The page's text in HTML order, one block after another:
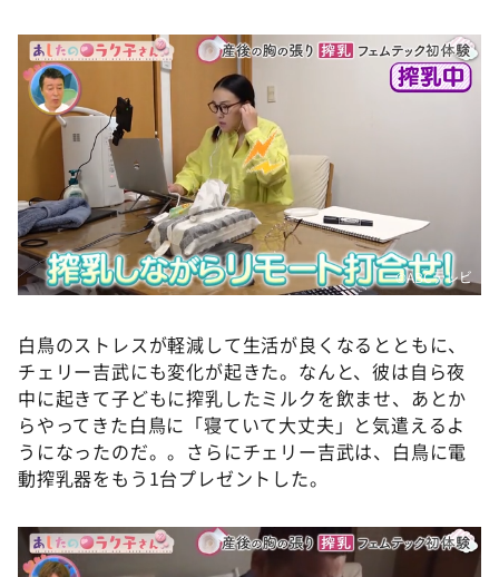
©️ABCテレビ
白鳥のストレスが軽減して生活が良くなるとともに、
チェリー吉武にも変化が起きた。なんと、彼は自ら夜
中に起きて子どもに搾乳したミルクを飲ませ、あとか
らやってきた白鳥に「寝ていて大丈夫」と気遣えるよ
うになったのだ。。さらにチェリー吉武は、白鳥に電
動搾乳器をもう1台プレゼントした。